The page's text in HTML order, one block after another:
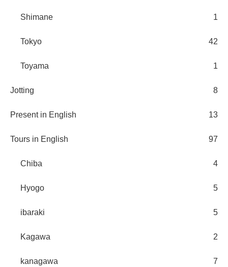
Shimane 1
Tokyo 42
Toyama 1
Jotting 8
Present in English 13
Tours in English 97
Chiba 4
Hyogo 5
ibaraki 5
Kagawa 2
kanagawa 7